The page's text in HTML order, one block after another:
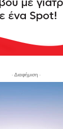
- Διαφήμιση -